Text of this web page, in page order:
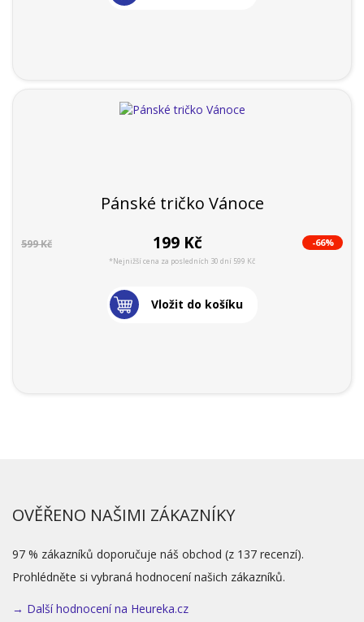
Pánské tričko Vánoce
599 Kč 199 Kč -66%
*Nejnižší cena za posledních 30 dní 599 Kč
Vložit do košíku
OVĚŘENO NAŠIMI ZÁKAZNÍKY
97 % zákazníků doporučuje náš obchod (z 137 recenzí).
Prohlédněte si vybraná hodnocení našich zákazníků.
→ Další hodnocení na Heureka.cz